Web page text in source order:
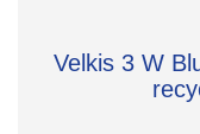
Velkis 3 W